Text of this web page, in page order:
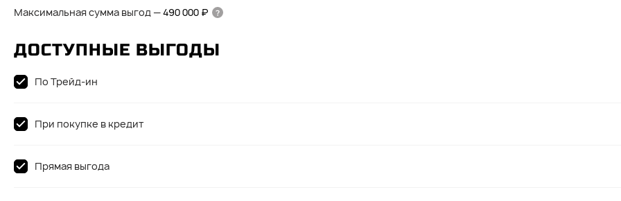
Максимальная сумма выгод—490 000 ₽
ДОСТУПНЫЕ ВЫГОДЫ
По Трейд-ин
При покупке в кредит
Прямая выгода